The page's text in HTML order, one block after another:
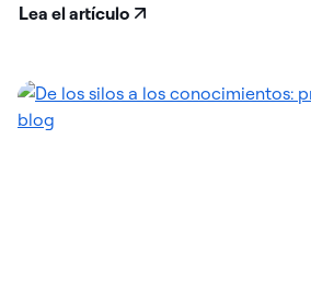
Lea el artículo